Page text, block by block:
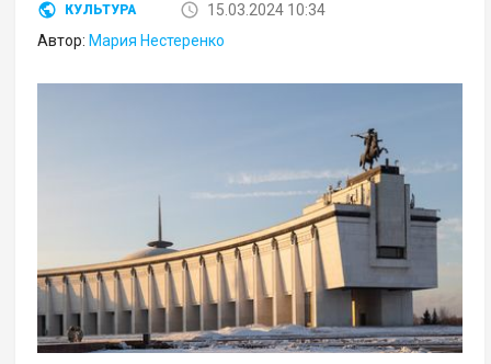
КУЛЬТУРА
15.03.2024 10:34
Автор: Мария Нестеренко